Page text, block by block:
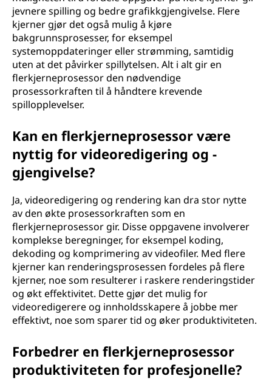
jevnere spilling og bedre grafikkgjengivelse. Flere
kjerner gjør det også mulig å kjøre
bakgrunnsprosesser, for eksempel
systemoppdateringer eller strømming, samtidig
uten at det påvirker spillytelsen. Alt i alt gir en
flerkjerneprosessor den nødvendige
prosessorkraften til å håndtere krevende
spillopplevelser.
Kan en flerkjerneprosessor være
nyttig for videoredigering og -
gjengivelse?
Ja, videoredigering og rendering kan dra stor nytte
av den økte prosessorkraften som en
flerkjerneprosessor gir. Disse oppgavene involverer
komplekse beregninger, for eksempel koding,
dekoding og komprimering av videofiler. Med flere
kjerner kan renderingsprosessen fordeles på flere
kjerner, noe som resulterer i raskere renderingstider
og økt effektivitet. Dette gjør det mulig for
videoredigerere og innholdsskapere å jobbe mer
effektivt, noe som sparer tid og øker produktiviteten.
Forbedrer en flerkjerneprosessor
produktiviteten for profesjonelle?